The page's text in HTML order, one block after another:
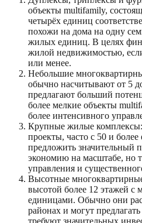
объекты multifamily,
четырёх единиц
похожи на дома на одну
жилых единиц. В целях
жилой недвижимостью,
или менее.
Небольшие
обычно насчитывают от 5
предлагают больший
более мелкие объекты
более интенсивного
Крупные жилые
проекты, часто с 50 и
предложить значительный
экономию на масштабе, но
управления и
Высотные
высотой более 12 этажей с
единицами. Обычно они
районах и могут
требуют значительных